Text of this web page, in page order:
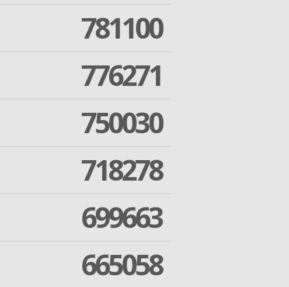
781100
776271
750030
718278
699663
665058